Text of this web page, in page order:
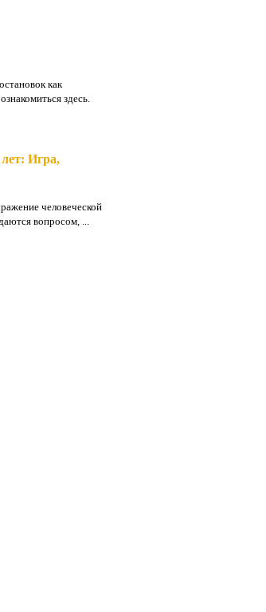
как
здесь.
лет: Игра,
человеческой
вопросом, ...